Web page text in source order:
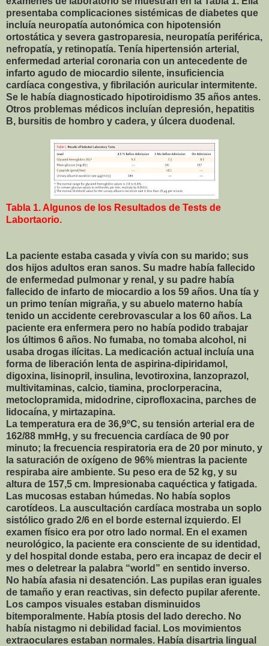
presentaba complicaciones sistémicas de diabetes que
incluía neuropatía autonómica con hipotensión
ortostática y severa gastroparesia, neuropatía periférica,
nefropatía, y retinopatía. Tenía hipertensión arterial,
enfermedad arterial coronaria con un antecedente de
infarto agudo de miocardio silente, insuficiencia
cardíaca congestiva, y fibrilación auricular intermitente.
Se le había diagnosticado hipotiroidismo 35 años antes.
Otros problemas médicos incluían depresión, hepatitis
B, bursitis de hombro y cadera, y úlcera duodenal.
Tabla 1. Algunos de los Resultados de Tests de
Labortaorio.
La paciente estaba casada y vivía con su marido; sus
dos hijos adultos eran sanos. Su madre había fallecido
de enfermedad pulmonar y renal, y su padre había
fallecido de infarto de miocardio a los 59 años. Una tía y
un primo tenían migraña, y su abuelo materno había
tenido un accidente cerebrovascular a los 60 años. La
paciente era enfermera pero no había podido trabajar
los últimos 6 años. No fumaba, no tomaba alcohol, ni
usaba drogas ilícitas. La medicación actual incluía una
forma de liberación lenta de aspirina-dipiridamol,
digoxina, lisinopril, insulina, levotiroxina, lanzoprazol,
multivitaminas, calcio, tiamina, proclorperacina,
metoclopramida, midodrine, ciprofloxacina, parches de
lidocaína, y mirtazapina.
La temperatura era de 36,9ºC, su tensión arterial era de
162/88 mmHg, y su frecuencia cardíaca de 90 por
minuto; la frecuencia respiratoria era de 20 por minuto, y
la saturación de oxígeno de 96% mientras la paciente
respiraba aire ambiente. Su peso era de 52 kg, y su
altura de 157,5 cm. Impresionaba caquéctica y fatigada.
Las mucosas estaban húmedas. No había soplos
carotídeos. La auscultación cardíaca mostraba un soplo
sistólico grado 2/6 en el borde esternal izquierdo. El
examen físico era por otro lado normal. En el examen
neurológico, la paciente era consciente de su identidad,
y del hospital donde estaba, pero era incapaz de decir el
mes o deletrear la palabra “world” en sentido inverso.
No había afasia ni desatención. Las pupilas eran iguales
de tamaño y eran reactivas, sin defecto pupilar aferente.
Los campos visuales estaban disminuidos
bitemporalmente. Había ptosis del lado derecho. No
había nistagmo ni debilidad facial. Los movimientos
extraoculares estaban normales. Había disartria lingual